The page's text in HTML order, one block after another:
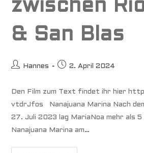
zwischen
& San Blas
Beitrags-
Hannes
Beitrag
2. April 2024
Den Film zum Text findet ihr hier
vtdrJfos Nanajuana Marina Nach
27. Juli 2023 lag MariaNoa mehr als
Nanajuana Marina am…